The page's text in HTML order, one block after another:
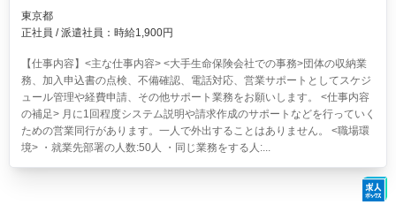
東京都
正社員 / 派遣社員：時給1,900円
【仕事内容】<主な仕事内容> <大手生命保険会社での事務>団体の収納業
務、加入申込書の点検、不備確認、電話対応、営業サポートとしてスケジ
ュール管理や経費申請、その他サポート業務をお願いします。 <仕事内容
の補足> 月に1回程度システム説明や請求作成のサポートなどを行っていく
ための営業同行があります。一人で外出することはありません。 <職場環
境> ・就業先部署の人数:50人 ・同じ業務をする人:...